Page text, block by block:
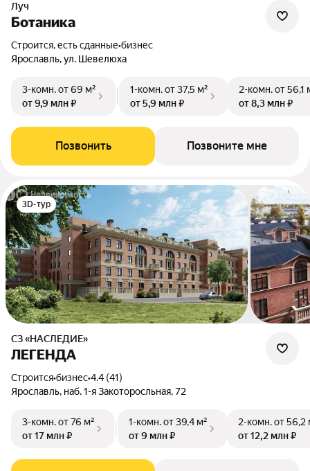
Луч
Ботаника
Строится, есть сданные•бизнес
Ярославль, ул. Шевелюха
3-комн.от 69 м²
от 9,9 млн ₽
1-комн.от 37,5 м²
от 5,9 млн ₽
2-комн.от 56,1
от 8,3 млн ₽
Позвонить Позвоните мне
3D-тур
СЗ «НАСЛЕДИЕ»
ЛЕГЕНДА
Строится•бизнес•4.4 (41)
Ярославль, наб. 1-я Закоторосльная, 72
3-комн.от 76 м²
от 17 млн ₽
1-комн.от 39,4 м²
от 9 млн ₽
2-комн.от 56,2
от 12,2 млн ₽